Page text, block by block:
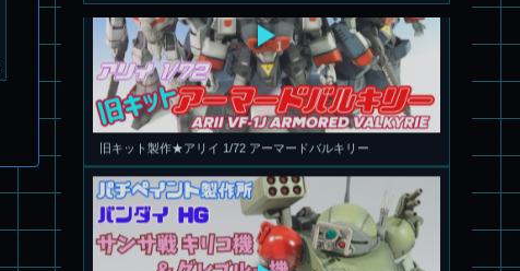
旧キット製作★アリイ 1/72 アーマードバルキリー